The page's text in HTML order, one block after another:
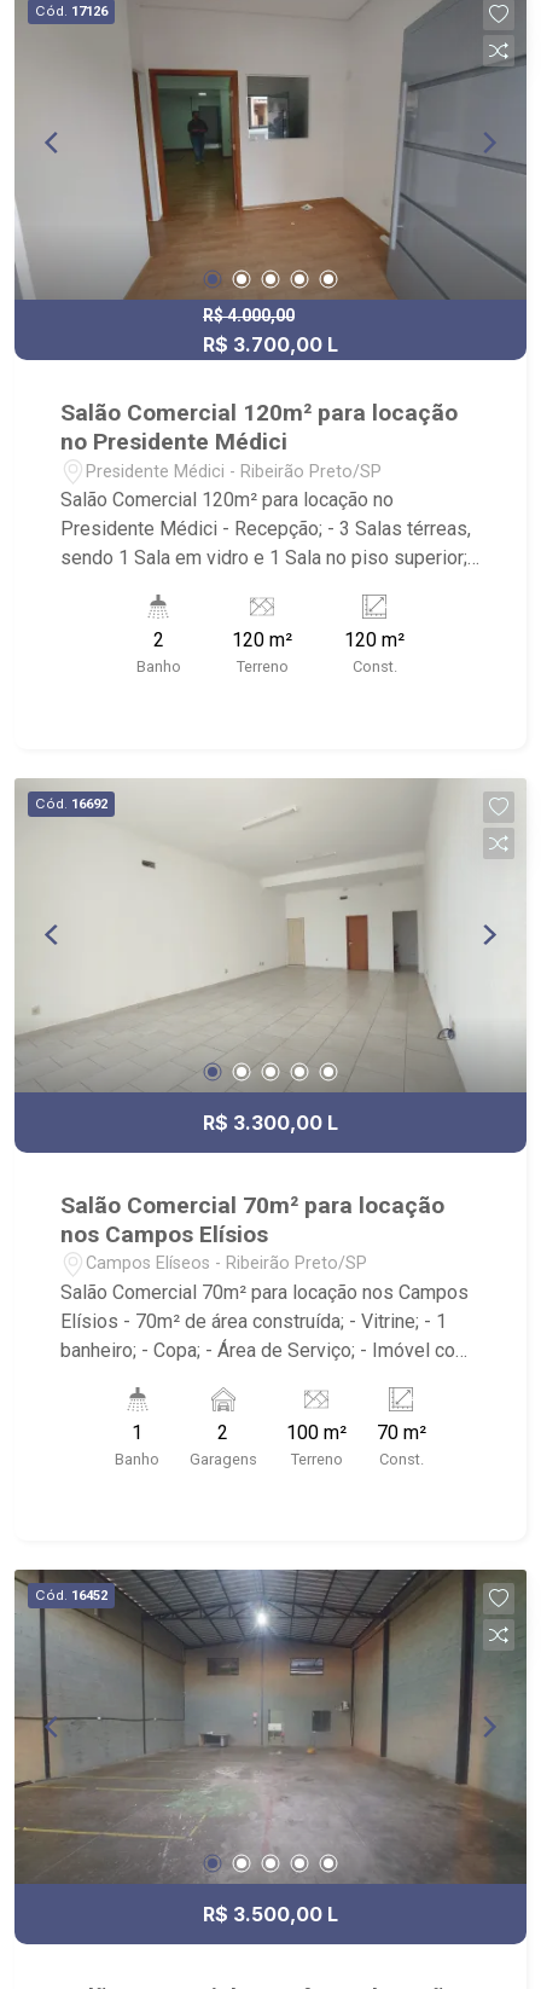
Cód. 17126
R$ 4.000,00
R$ 3.700,00 L
Salão Comercial 120m² para locação
no Presidente Médici
Presidente Médici - Ribeirão Preto/SP
Salão Comercial 120m² para locação no
Presidente Médici - Recepção; - 3 Salas térreas,
sendo 1 Sala em vidro e 1 Sala no piso superior; -
Todo o imóvel é dividido em Drywall,
possibilitando a modificação de acordo com a
necessidade do inquilino; - Próximo ao Tonin
2
Banho
120 m²
Terreno
120 m²
Const.
Cód. 16692
R$ 3.300,00 L
Salão Comercial 70m² para locação
nos Campos Elísios
Campos Elíseos - Ribeirão Preto/SP
Salão Comercial 70m² para locação nos Campos
Elísios - 70m² de área construída; - Vitrine; - 1
banheiro; - Copa; - Área de Serviço; - Imóvel com
vagas; - Próximo à Padaria Villa Sucreê,
Savegnago Supermercado e Mercadão Central.
1
Banho
2
Garagens
100 m²
Terreno
70 m²
Const.
Cód. 16452
R$ 3.500,00 L